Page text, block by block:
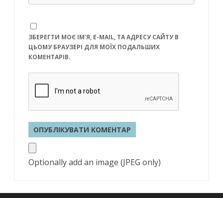
ЗБЕРЕГТИ МОЄ ІМ'Я, E-MAIL, ТА АДРЕСУ САЙТУ В
ЦЬОМУ БРАУЗЕРІ ДЛЯ МОЇХ ПОДАЛЬШИХ
КОМЕНТАРІВ.
Optionally add an image (JPEG only)